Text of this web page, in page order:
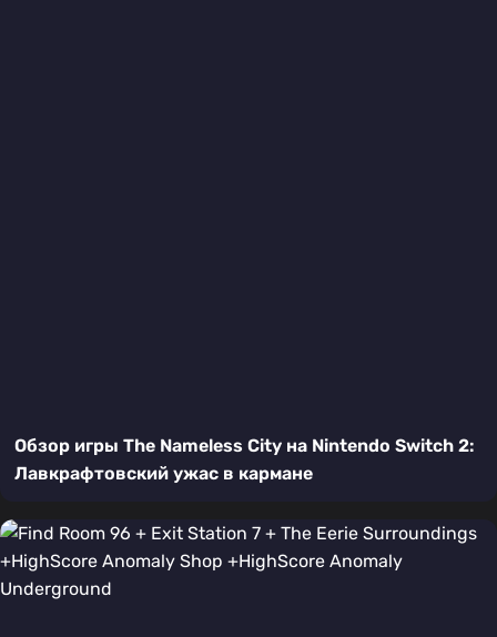
Обзор игры The Nameless City на Nintendo Switch 2:
Лавкрафтовский ужас в кармане